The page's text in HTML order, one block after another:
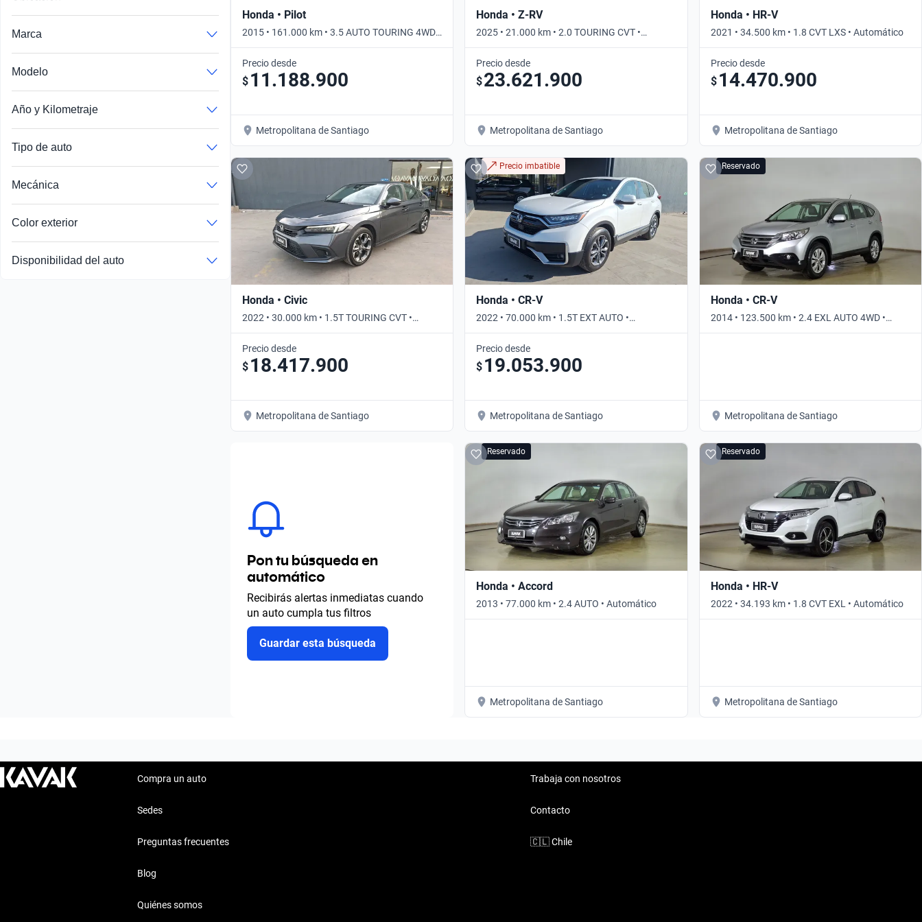
Marca
Modelo
Año y Kilometraje
Tipo de auto
Mecánica
Color exterior
Disponibilidad del auto
Honda • Pilot
2015 • 161.000 km • 3.5 AUTO TOURING 4WD •
Automático
Precio desde
$ 11.188.900
Metropolitana de Santiago
Honda • Z-RV
2025 • 21.000 km • 2.0 TOURING CVT •
Automático
Precio desde
$23.621.900
Metropolitana de Santiago
Honda • HR-V
2021 • 34.500 km • 1.8 CVT LXS • Automático
Precio desde
$ 14.470.900
Metropolitana de Santiago
Honda • Civic
2022 • 30.000 km • 1.5T TOURING CVT •
Automático
Precio desde
$ 18.417.900
Metropolitana de Santiago
Precio imbatible
Honda • CR-V
2022 • 70.000 km • 1.5T EXT AUTO •
Automático
Precio desde
$ 19.053.900
Metropolitana de Santiago
Reservado
Honda • CR-V
2014 • 123.500 km • 2.4 EXL AUTO 4WD •
Automático
Metropolitana de Santiago
Pon tu búsqueda en
automático
Recibirás alertas inmediatas cuando
un auto cumpla tus filtros
Guardar esta búsqueda
Reservado
Honda • Accord
2013 • 77.000 km • 2.4 AUTO • Automático
Metropolitana de Santiago
Reservado
Honda • HR-V
2022 • 34.193 km • 1.8 CVT EXL • Automático
Metropolitana de Santiago
Compra un auto
Sedes
Preguntas frecuentes
Blog
Quiénes somos
Trabaja con nosotros
Contacto
🇨🇱Chile